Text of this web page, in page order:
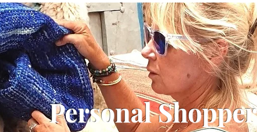
Personal Shopper